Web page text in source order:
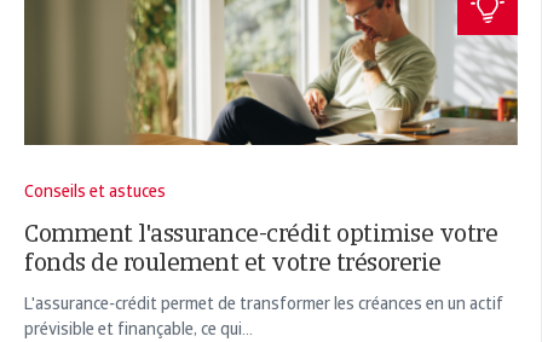
Conseils et astuces
Comment l'assurance-crédit optimise votre
fonds de roulement et votre trésorerie
L'assurance-crédit permet de transformer les créances en un actif
prévisible et finançable, ce qui...